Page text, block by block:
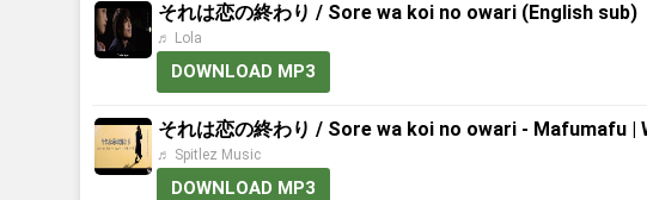
それは恋の終わり / Sore wa koi no owari (English sub)
♬ Lola
DOWNLOAD MP3
それは恋の終わり / Sore wa koi no owari - Mafumafu |
♬ Spitlez Music
DOWNLOAD MP3